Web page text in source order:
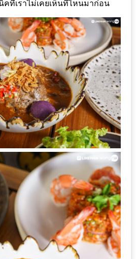
คที่เราไม่เคยเห็นที่ไหนมาก่อน